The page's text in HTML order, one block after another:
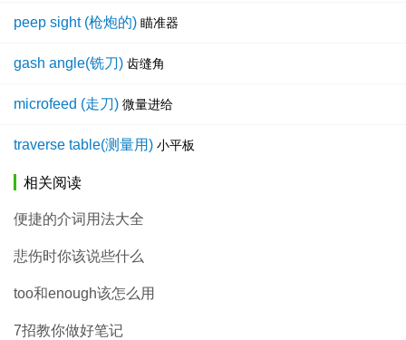
peep sight (枪炮的) 瞄准器
gash angle(铣刀) 齿缝角
microfeed (走刀) 微量进给
traverse table(测量用) 小平板
相关阅读
便捷的介词用法大全
悲伤时你该说些什么
too和enough该怎么用
7招教你做好笔记